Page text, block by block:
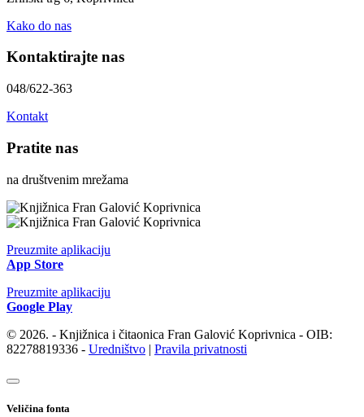
Kako do nas
Kontaktirajte nas
048/622-363
Kontakt
Pratite nas
na društvenim mrežama
Preuzmite aplikaciju
App Store
Preuzmite aplikaciju
Google Play
© 2026. - Knjižnica i čitaonica Fran Galović Koprivnica - OIB:
82278819336 - Uredništvo | Pravila privatnosti
Veličina fonta